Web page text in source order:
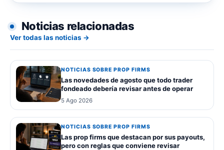
Noticias relacionadas
Ver todas las noticias →
NOTICIAS SOBRE PROP FIRMS
Las novedades de agosto que todo trader
fondeado debería revisar antes de operar
5 Ago 2026
NOTICIAS SOBRE PROP FIRMS
Las prop firms que destacan por sus payouts,
pero con reglas que conviene revisar